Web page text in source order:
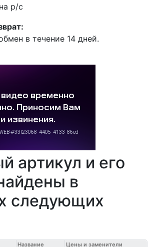
р/с
в течение 14 дней.
артикул и его
в
следующих
Название Цены и заменители